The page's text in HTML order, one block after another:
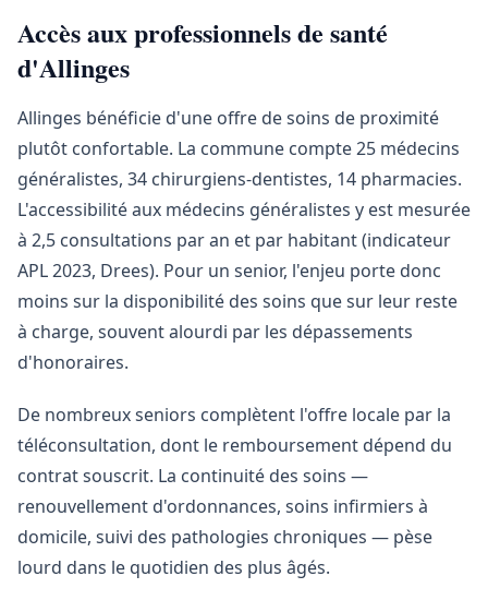
Accès aux professionnels de santé
d'Allinges
Allinges bénéficie d'une offre de soins de proximité
plutôt confortable. La commune compte 25 médecins
généralistes, 34 chirurgiens-dentistes, 14 pharmacies.
L'accessibilité aux médecins généralistes y est mesurée
à 2,5 consultations par an et par habitant (indicateur
APL 2023, Drees). Pour un senior, l'enjeu porte donc
moins sur la disponibilité des soins que sur leur reste
à charge, souvent alourdi par les dépassements
d'honoraires.
De nombreux seniors complètent l'offre locale par la
téléconsultation, dont le remboursement dépend du
contrat souscrit. La continuité des soins —
renouvellement d'ordonnances, soins infirmiers à
domicile, suivi des pathologies chroniques — pèse
lourd dans le quotidien des plus âgés.